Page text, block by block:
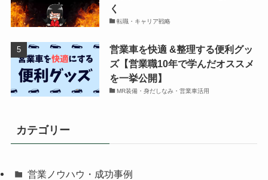
く
転職・キャリア戦略
営業車を快適 &整理する便利グッ
ズ【営業職10年で学んだオススメ
を一挙公開】
MR装備・身だしなみ・営業車活用
カテゴリー
営業ノウハウ・成功事例